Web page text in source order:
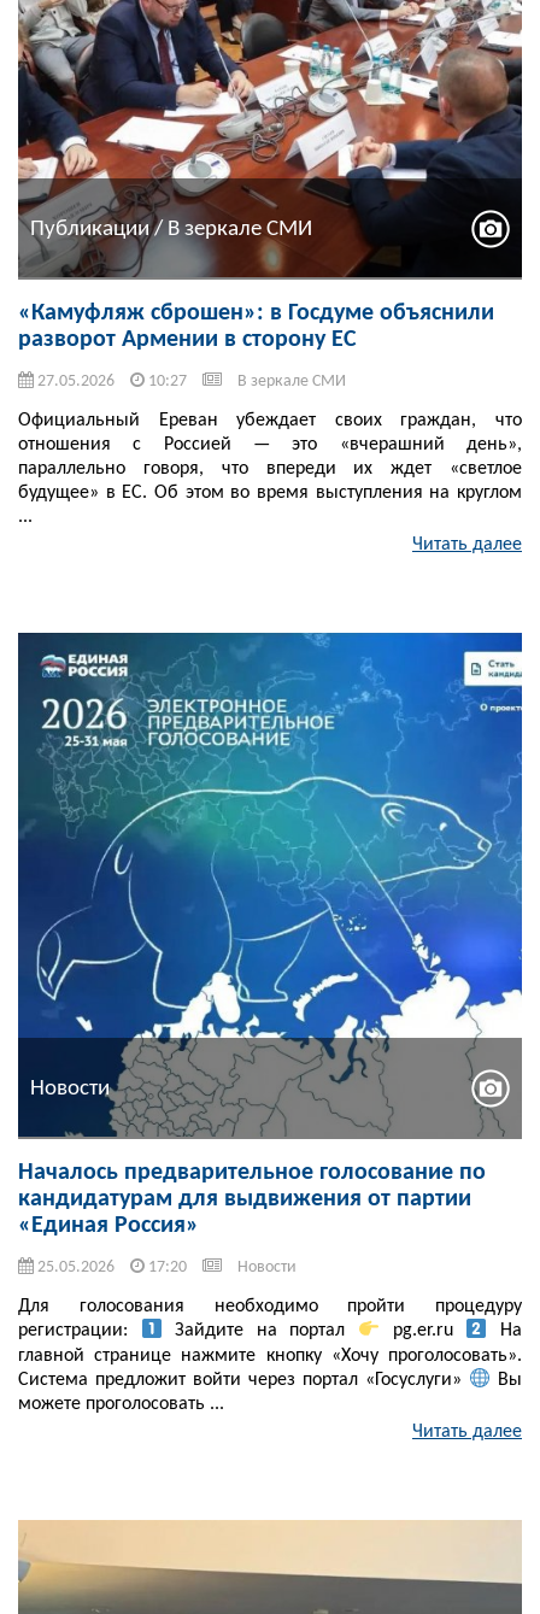
Публикации / В зеркале СМИ
«Камуфляж сброшен»: в Госдуме объяснили
разворот Армении в сторону ЕС
27.05.2026 10:27 В зеркале СМИ
Официальный Ереван убеждает своих граждан, что
отношения с Россией — это «вчерашний день»,
параллельно говоря, что впереди их ждет «светлое
будущее» в ЕС. Об этом во время выступления на круглом
...
Читать далее
Новости
Началось предварительное голосование по
кандидатурам для выдвижения от партии
«Единая Россия»
25.05.2026 17:20 Новости
Для голосования необходимо пройти процедуру
регистрации:
Зайдите на портал pg.er.ru
На
главной странице нажмите кнопку «Хочу проголосовать».
Система предложит войти через портал «Госуслуги»
Вы
можете проголосовать ...
Читать далее